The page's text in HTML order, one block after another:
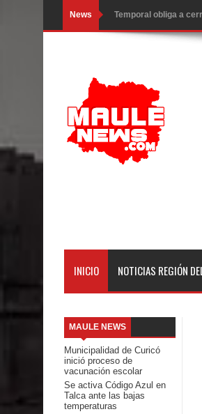
News Miles llegan a la
Torneo de Asadores
Matrimonios
Departamento
virus respiratorios
comunidades
Alta positividad en
Seremi de Desarrollo
emergencia.
Del anime al K-pop:
INICIO NOTICIAS REGIÓN
MAULE NEWS
Municipalidad de Curicó
inició proceso de
vacunación escolar
Se activa Código Azul en
Talca ante las bajas
temperaturas